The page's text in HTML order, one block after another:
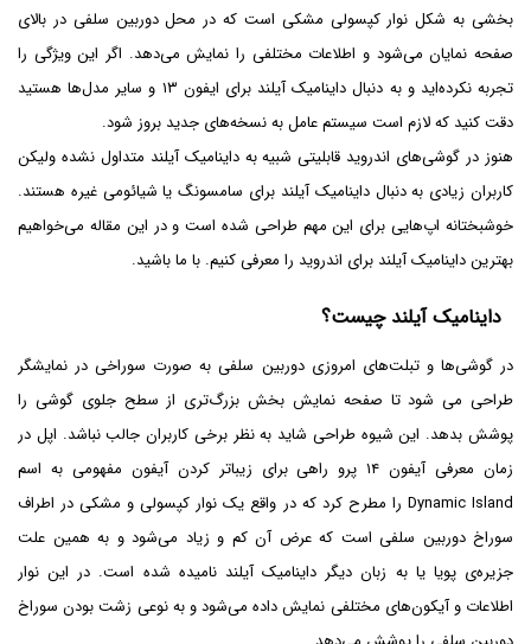
بخشی به شکل نوار کپسولی مشکی است که در محل دوربین سلفی در بالای
صفحه نمایان می‌شود و اطلاعات مختلفی را نمایش می‌دهد. اگر این ویژگی را
تجربه نکرده‌اید و به دنبال داینامیک آیلند برای ایفون ۱۳ و سایر مدل‌ها هستید
دقت کنید که لازم است سیستم عامل به نسخه‌های جدید بروز شود.
هنوز در گوشی‌های اندروید قابلیتی شبیه به داینامیک آیلند متداول نشده ولیکن
کاربران زیادی به دنبال داینامیک آیلند برای سامسونگ یا شیائومی غیره هستند.
خوشبختانه اپ‌هایی برای این مهم طراحی شده است و در این مقاله می‌خواهیم
بهترین داینامیک آیلند برای اندروید را معرفی کنیم. با ما باشید.
داینامیک آیلند چیست؟
در گوشی‌ها و تبلت‌های امروزی دوربین سلفی به صورت سوراخی در نمایشگر
طراحی می شود تا صفحه نمایش بخش بزرگ‌تری از سطح جلوی گوشی را
پوشش بدهد. این شیوه طراحی شاید به نظر برخی کاربران جالب نباشد. اپل در
زمان معرفی آیفون ۱۴ پرو راهی برای زیباتر کردن آیفون مفهومی به اسم
Dynamic Island را مطرح کرد که در واقع یک نوار کپسولی و مشکی در اطراف
سوراخ دوربین سلفی است که عرض آن کم و زیاد می‌شود و به همین علت
جزیره‌ی پویا یا به زبان دیگر داینامیک آیلند نامیده شده است. در این نوار
اطلاعات و آیکون‌های مختلفی نمایش داده می‌شود و به نوعی زشت بودن سوراخ